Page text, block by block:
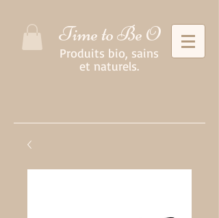
Time to Be O
Produits bio, sains
et naturels.